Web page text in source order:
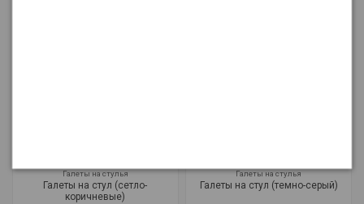
Галеты на стулья
Галеты на стул (сетло-
коричневые)
Галеты на стулья
Галеты на стул (темно-серый)